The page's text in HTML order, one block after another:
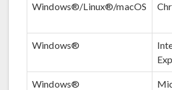
Windows®/Linux®/macOS
Windows®
Windows®